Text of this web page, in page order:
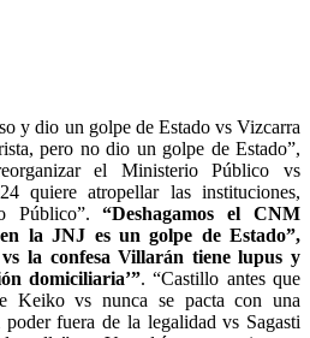
y dio un golpe de Estado vs Vizcarra
pero no dio un golpe de Estado”,
el Ministerio Público vs
quiere atropellar las instituciones,
Público”.“Deshagamos el CNM
la JNJ es un golpe de Estado”,
la confesa Villarán tiene lupus y
domiciliaria’”. “Castillo antes que
Keiko vs nunca se pacta con una
fuera de la legalidad vs Sagasti